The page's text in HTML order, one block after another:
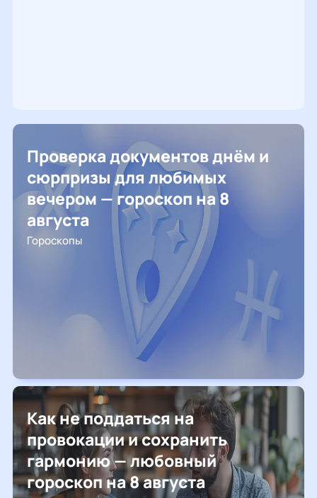
Проверка документов днём и
сюрпризы для любимых
вечером — гороскоп на 8
августа
Гороскопы
Как не поддаться на
провокации и сохранить
гармонию — любовный
гороскоп на 8 августа